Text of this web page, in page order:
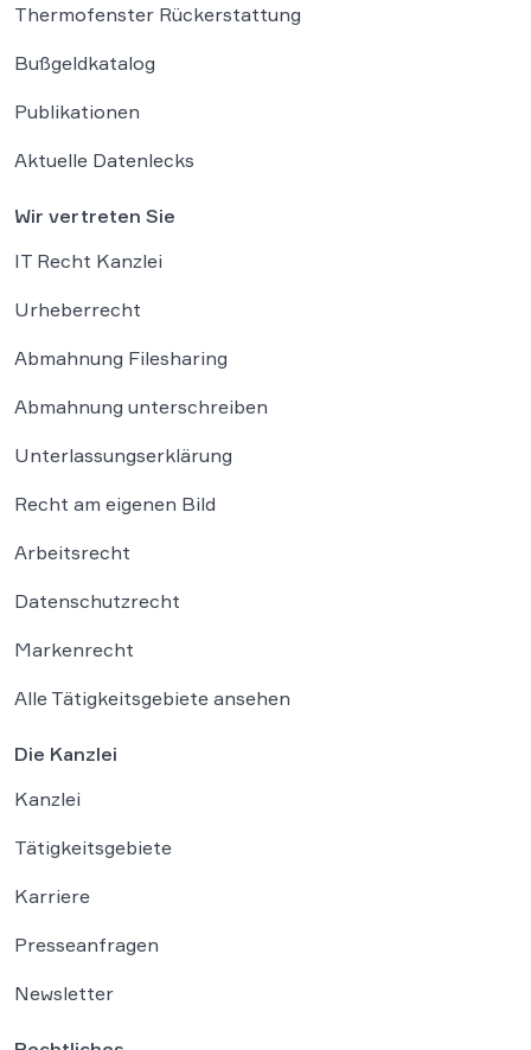
Thermofenster Rückerstattung
Bußgeldkatalog
Publikationen
Aktuelle Datenlecks
Wir vertreten Sie
IT Recht Kanzlei
Urheberrecht
Abmahnung Filesharing
Abmahnung unterschreiben
Unterlassungserklärung
Recht am eigenen Bild
Arbeitsrecht
Datenschutzrecht
Markenrecht
Alle Tätigkeitsgebiete ansehen
Die Kanzlei
Kanzlei
Tätigkeitsgebiete
Karriere
Presseanfragen
Newsletter